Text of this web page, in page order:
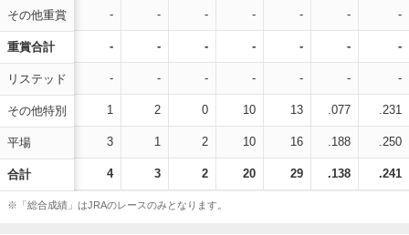
その他重賞
重賞合計
リステッド
その他特別
平場
合計
- - - - - - -
- - - - - - -
- - - - - - -
1 2 0 10 13 .077 .231
3 1 2 10 16 .188 .250
4 3 2 20 29 .138 .241
※「総合成績」はJRAのレースのみとなります。